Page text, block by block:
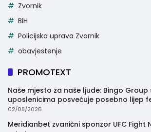
Zvornik
BiH
Policijska uprava Zvornik
obavjestenje
PROMOTEXT
Naše mjesto za naše ljude: Bingo Group
uposlenicima posvećuje posebno lijep
trenutak
02/08/2026
Meridianbet zvanični sponzor UFC Fight